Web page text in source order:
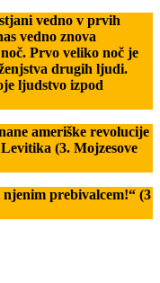
vedno v prvih
vedno znova
Prvo veliko noč je
drugih ljudi.
ljudstvo izpod
ameriške revolucije
(3. Mojzesove
njenim prebivalcem!“ (3